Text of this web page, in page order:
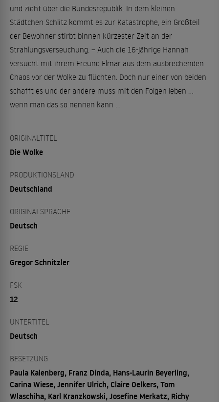
und zieht über die Bundesrepublik. In dem kleinen
Städtchen Schlitz kommt es zur Katastrophe, ein Großteil
der Bewohner stirbt binnen kürzester Zeit an der
Strahlungsverseuchung. – Auch die 16-jährige Hannah
versucht mit ihrem Freund Elmar aus dem ausbrechenden
Chaos vor der Wolke zu flüchten. Doch nur einer von beiden
schafft es und der andere muss mit den Folgen leben …
wenn man das so nennen kann …
ORIGINALTITEL
Die Wolke
PRODUKTIONSLAND
Deutschland
ORIGINALSPRACHE
Deutsch
REGIE
Gregor Schnitzler
FSK
12
UNTERTITEL
Deutsch
BESETZUNG
Paula Kalenberg, Franz Dinda, Hans-Laurin Beyerling,
Carina Wiese, Jennifer Ulrich, Claire Oelkers, Tom
Wlaschiha, Karl Kranzkowski, Josefine Merkatz, Richy